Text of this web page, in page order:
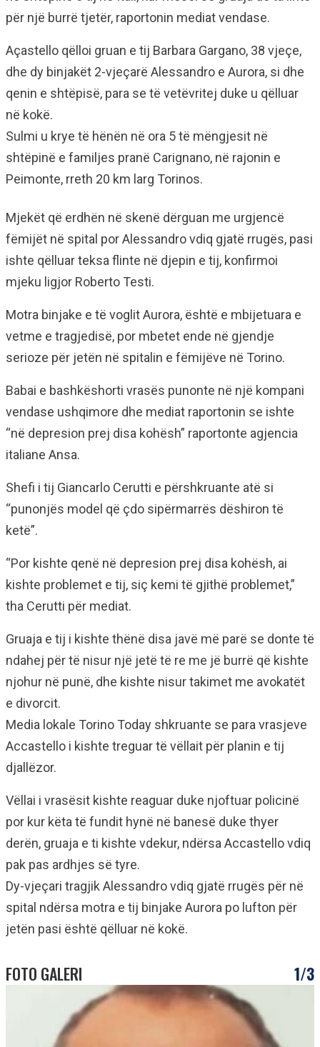
për një burrë tjetër, raportonin mediat vendase.
Açastello qëlloi gruan e tij Barbara Gargano, 38 vjeçe,
dhe dy binjakët 2-vjeçarë Alessandro e Aurora, si dhe
qenin e shtëpisë, para se të vetëvritej duke u qëlluar
në kokë.
Sulmi u krye të hënën në ora 5 të mëngjesit në
shtëpinë e familjes pranë Carignano, në rajonin e
Peimonte, rreth 20 km larg Torinos.
Mjekët që erdhën në skenë dërguan me urgjencë
fëmijët në spital por Alessandro vdiq gjatë rrugës, pasi
ishte qëlluar teksa flinte në djepin e tij, konfirmoi
mjeku ligjor Roberto Testi.
Motra binjake e të voglit Aurora, është e mbijetuara e
vetme e tragjedisë, por mbetet ende në gjendje
serioze për jetën në spitalin e fëmijëve në Torino.
Babai e bashkëshorti vrasës punonte në një kompani
vendase ushqimore dhe mediat raportonin se ishte
“në depresion prej disa kohësh” raportonte agjencia
italiane Ansa.
Shefi i tij Giancarlo Cerutti e përshkruante atë si
“punonjës model që çdo sipërmarrës dëshiron të
ketë”.
“Por kishte qenë në depresion prej disa kohësh, ai
kishte problemet e tij, siç kemi të gjithë problemet,”
tha Cerutti për mediat.
Gruaja e tij i kishte thënë disa javë më parë se donte të
ndahej për të nisur një jetë të re me jë burrë që kishte
njohur në punë, dhe kishte nisur takimet me avokatët
e divorcit.
Media lokale Torino Today shkruante se para vrasjeve
Accastello i kishte treguar të vëllait për planin e tij
djallëzor.
Vëllai i vrasësit kishte reaguar duke njoftuar policinë
por kur këta të fundit hynë në banesë duke thyer
derën, gruaja e ti kishte vdekur, ndërsa Accastello vdiq
pak pas ardhjes së tyre.
Dy-vjeçari tragjik Alessandro vdiq gjatë rrugës për në
spital ndërsa motra e tij binjake Aurora po lufton për
jetën pasi është qëlluar në kokë.
FOTO GALERI 1/3